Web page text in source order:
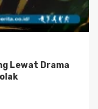
Lewat Drama